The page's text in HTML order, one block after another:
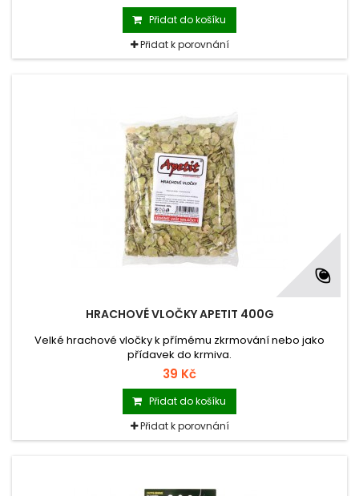
Přidat do košíku
Přidat k porovnání
HRACHOVÉ VLOČKY APETIT 400G
Velké hrachové vločky k přímému zkrmování nebo jako
přídavek do krmiva.
39 Kč
Přidat do košíku
Přidat k porovnání